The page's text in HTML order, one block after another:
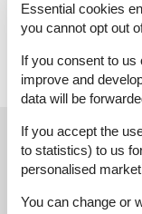
Die Aufteilung der
Bilder vermitteln
External
Essential cookies
you cannot opt out
If you consent to
improve and
data will be
If you accept the
to statistics) to us
personalised
You can change or